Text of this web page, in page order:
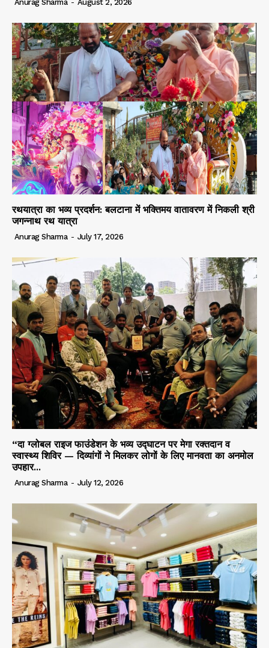
Anurag Sharma - August 2, 2026
रथयात्रा का भव्य प्रदर्शन: बलटाना में भक्तिमय वातावरण में निकली श्री
जगन्नाथ रथ यात्रा
Anurag Sharma - July 17, 2026
“दा ग्लोबल राइज फाउंडेशन के भव्य उद्घाटन पर मेगा रक्तदान व
स्वास्थ्य शिविर — दिव्यांगों ने मिलकर लोगों के लिए मानवता का अनमोल
उपहार...
Anurag Sharma - July 12, 2026